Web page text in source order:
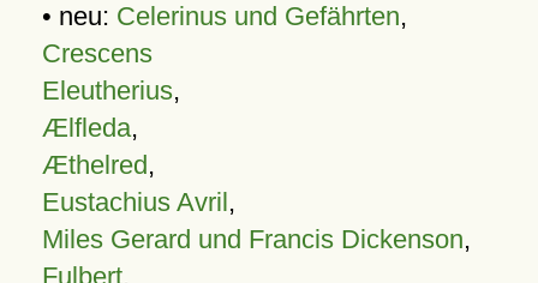
• neu: Celerinus und Gefährten,
Crescens
Eleutherius,
Ælfleda,
Æthelred,
Eustachius Avril,
Miles Gerard und Francis Dickenson,
Fulbert,